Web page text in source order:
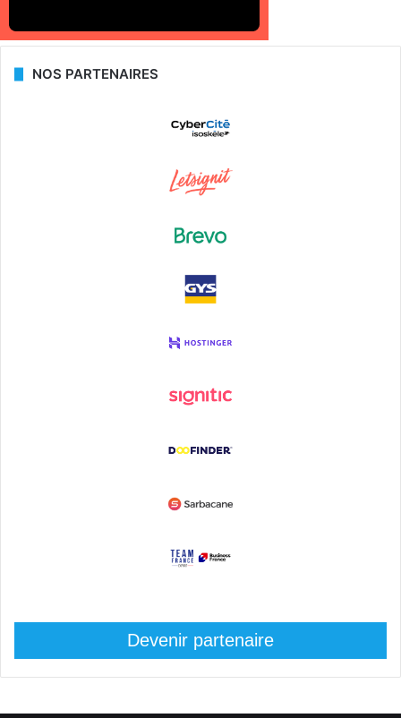
NOS PARTENAIRES
Devenir partenaire